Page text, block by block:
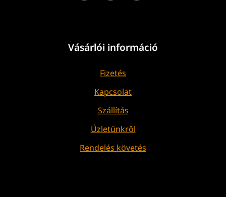
Vásárlói információ
Fizetés
Kapcsolat
Szállítás
Üzletünkről
Rendelés követés